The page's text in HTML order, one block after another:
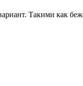
Такими как